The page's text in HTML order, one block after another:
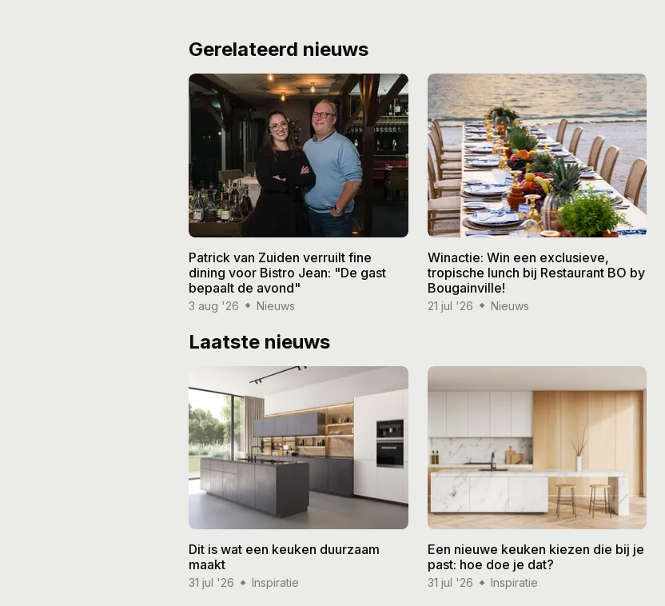
Gerelateerd nieuws
Patrick van Zuiden verruilt fine
dining voor Bistro Jean: "De gast
bepaalt de avond"
3 aug '26 Nieuws
Winactie: Win een exclusieve,
tropische lunch bij Restaurant BO by
Bougainville!
21 jul '26 Nieuws
Laatste nieuws
Dit is wat een keuken duurzaam
maakt
31 jul '26 Inspiratie
Een nieuwe keuken kiezen die bij je
past: hoe doe je dat?
31 jul '26 Inspiratie